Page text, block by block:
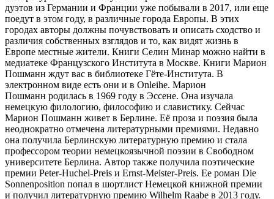
дуэтов из Германии и Франции уже побывали в 2017, или еще
поедут в этом году, в различные города Европы. В этих
городах авторы должны почувствовать и описать сходство и
различия собственных взглядов и то, как видят жизнь в
Европе местные жители. Книги Селин Минар можно найти в
медиатеке Французского Института в Москве. Книги Марион
Пошманн ждут вас в библиотеке Гёте-Института. В
электронном виде есть они и в Onleihe. Марион
Пошманн родилась в 1969 году в Эссене. Она изучала
немецкую филологию, философию и славистику. Сейчас
Марион Пошманн живет в Берлине. Её проза и поэзия была
неоднократно отмечена литературными премиями. Недавно
она получила Берлинскую литературную премию и стала
профессором теории немецкоязычной поэзии в Свободном
университете Берлина. Автор также получила поэтические
премии Peter-Huchel-Preis и Ernst-Meister-Preis. Ее роман Die
Sonnenposition попал в шортлист Немецкой книжной премии
и получил литературную премию Wilhelm Raabe в 2013 году.